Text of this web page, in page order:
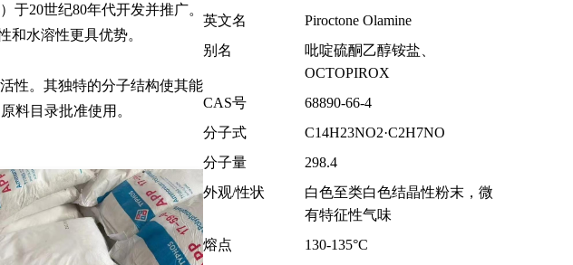
于20世纪80年代开发并推广。
和水溶性更具优势。
性。其独特的分子结构使其能
料目录批准使用。
英文名
Piroctone Olamine
别名
吡啶硫酮乙醇铵盐、
OCTOPIROX
CAS号
68890-66-4
分子式
C14H23NO2·C2H7NO
分子量
298.4
外观/性状
白色至类白色结晶性粉末，微
有特征性气味
熔点
130-135°C